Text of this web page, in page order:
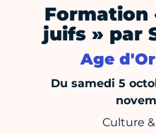
Formation
juifs » par
Age
Du samedi 5
Culture